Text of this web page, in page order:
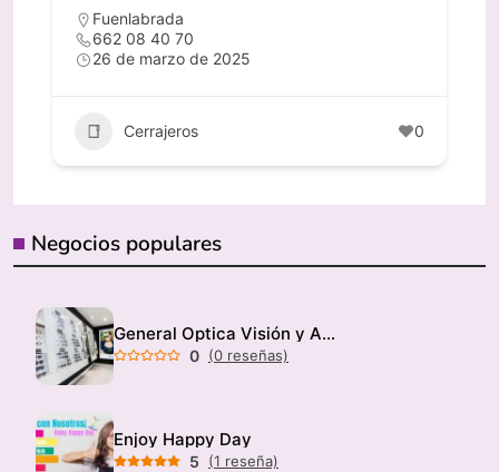
Fuenlabrada
662 08 40 70
26 de marzo de 2025
Cerrajeros 0
Negocios populares
General Optica Visión y Audición
0 (0 reseñas)
Enjoy Happy Day
5 (1 reseña)